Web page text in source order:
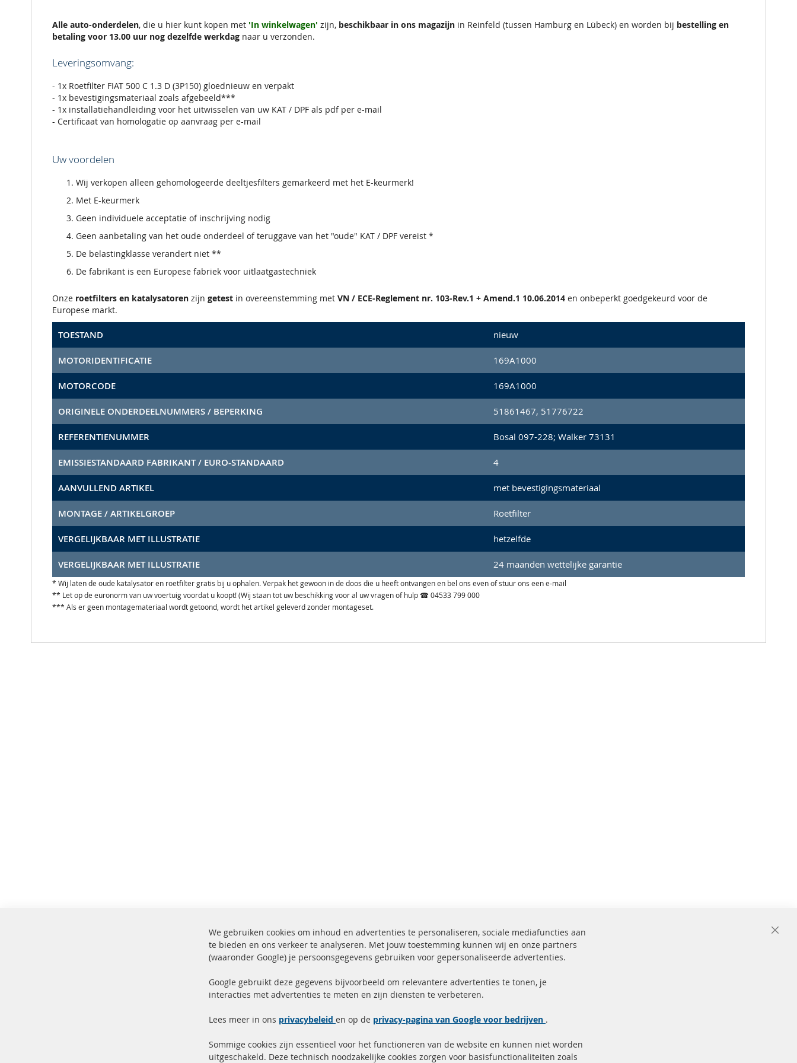
gallerijAlle auto-onderdelen, die u hier kunt kopen met 'In winkelwagen' zijn, beschikbaar in ons magazijn in Reinfeld (tussen Hamburg en Lübeck) en worden bij bestelling en
betaling voor 13.00 uur nog dezelfde werkdag naar u verzonden.
Leveringsomvang:
- 1x Roetfilter FIAT 500 C 1.3 D (3P150) gloednieuw en verpakt
- 1x bevestigingsmateriaal zoals afgebeeld***
- 1x installatiehandleiding voor het uitwisselen van uw KAT / DPF als pdf per e-mail
- Certificaat van homologatie op aanvraag per e-mail
Uw voordelen
Wij verkopen alleen gehomologeerde deeltjesfilters gemarkeerd met het E-keurmerk!
Met E-keurmerk
Geen individuele acceptatie of inschrijving nodig
Geen aanbetaling van het oude onderdeel of teruggave van het "oude" KAT / DPF vereist *
De belastingklasse verandert niet **
De fabrikant is een Europese fabriek voor uitlaatgastechniek
Onze roetfilters en katalysatoren zijn getest in overeenstemming met VN / ECE-Reglement nr. 103-Rev.1 + Amend.1 10.06.2014 en onbeperkt goedgekeurd voor de
Europese markt.
TOESTAND nieuw
MOTORIDENTIFICATIE 169A1000
MOTORCODE 169A1000
ORIGINELE ONDERDEELNUMMERS / BEPERKING 51861467, 51776722
REFERENTIENUMMER Bosal 097-228; Walker 73131
EMISSIESTANDAARD FABRIKANT / EURO-STANDAARD 4
AANVULLEND ARTIKEL met bevestigingsmateriaal
MONTAGE / ARTIKELGROEP Roetfilter
VERGELIJKBAAR MET ILLUSTRATIE hetzelfde
VERGELIJKBAAR MET ILLUSTRATIE 24 maanden wettelijke garantie
* Wij laten de oude katalysator en roetfilter gratis bij u ophalen. Verpak het gewoon in de doos die u heeft ontvangen en bel ons even of stuur ons een e-mail
** Let op de euronorm van uw voertuig voordat u koopt! (Wij staan tot uw beschikking voor al uw vragen of hulp ☎ 04533 799 000
*** Als er geen montagemateriaal wordt getoond, wordt het artikel geleverd zonder montageset.
Producten in voorraad
gehomologeerd met e-markering
Snelle links
Roetfilter reiniging
Kundenservice
Betaalmethoden
AGB
Close
We gebruiken cookies om inhoud en advertenties te personaliseren, sociale mediafuncties aan
te bieden en ons verkeer te analyseren. Met jouw toestemming kunnen wij en onze partners
(waaronder Google) je persoonsgegevens gebruiken voor gepersonaliseerde advertenties.
Google gebruikt deze gegevens bijvoorbeeld om relevantere advertenties te tonen, je
interacties met advertenties te meten en zijn diensten te verbeteren.
Lees meer in ons privacybeleid en op de privacy-pagina van Google voor bedrijven .
Sommige cookies zijn essentieel voor het functioneren van de website en kunnen niet worden
uitgeschakeld. Deze technisch noodzakelijke cookies zorgen voor basisfunctionaliteiten zoals